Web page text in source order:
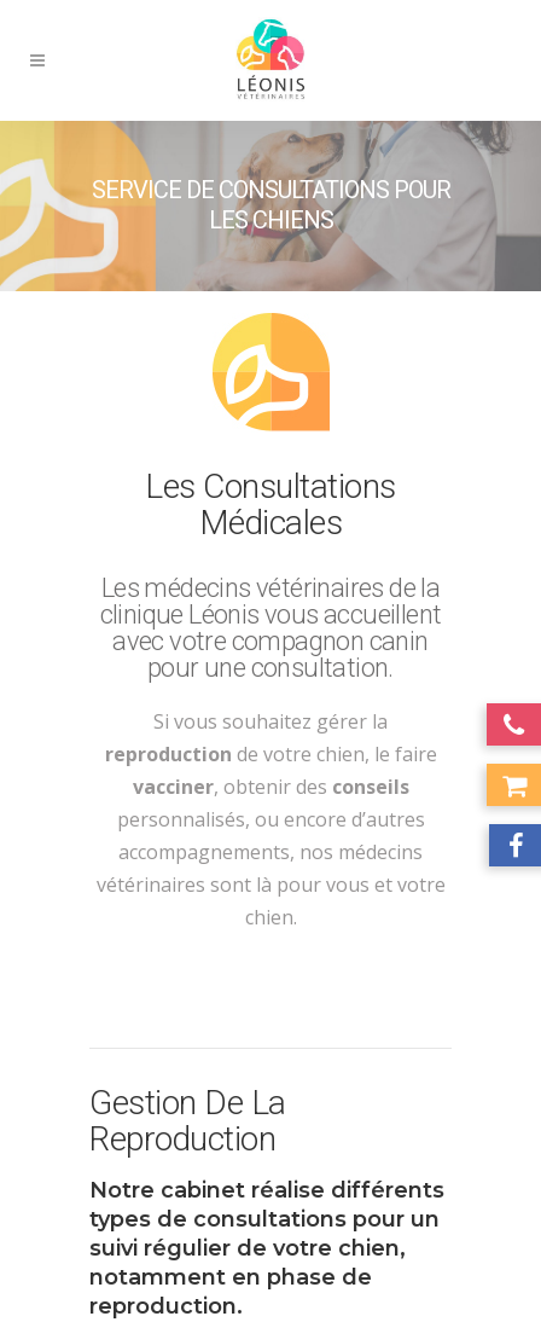
SERVICE DE CONSULTATIONS POUR
LES CHIENS
Les Consultations
Médicales
Les médecins vétérinaires de la
clinique Léonis vous accueillent
avec votre compagnon canin
pour une consultation.
Si vous souhaitez gérer la
reproduction de votre chien, le faire
vacciner, obtenir des conseils
personnalisés, ou encore d’autres
accompagnements, nos médecins
vétérinaires sont là pour vous et votre
chien.
Gestion De La
Reproduction
Notre cabinet réalise différents
types de consultations pour un
suivi régulier de votre chien,
notamment en phase de
reproduction.